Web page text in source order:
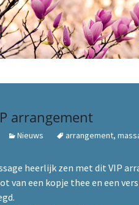
arrangement
Nieuws arrangement,
heerlijk zen met dit VIP
van een kopje thee en een